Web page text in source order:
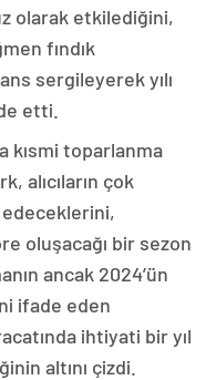
olarak etkilediğini,
fındık
sergileyerek yılı
etti.
kısmi toparlanma
alıcıların çok
oluşacağı bir sezon
ancak 2024’ün
ifade eden
ihtiyati bir yıl
altını çizdi.